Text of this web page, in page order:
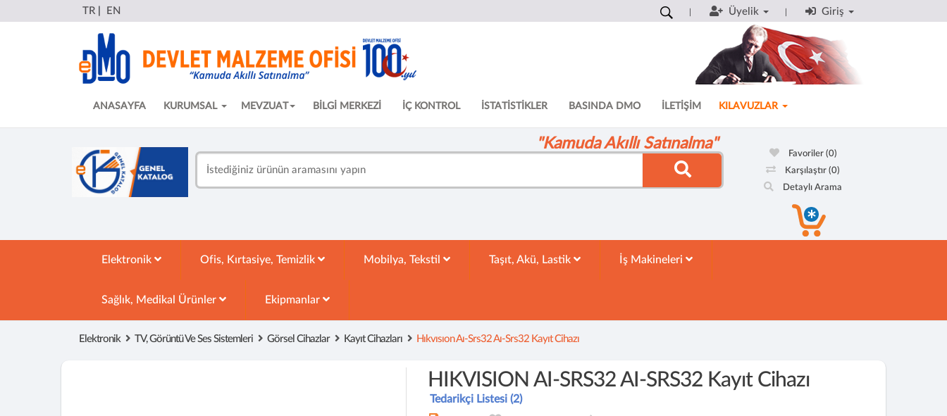
TR EN Üyelik Giriş
ANASAYFA KURUMSAL MEVZUAT BİLGİ MERKEZİ İÇ KONTROL İSTATİSTİKLER BASINDA DMO İLETİŞİM KILAVUZLAR
"Kamuda Akıllı Satınalma"
Favoriler (0)
Karşılaştır (0)
Detaylı Arama
Elektronik Ofis, Kırtasiye, Temizlik Mobilya, Tekstil Taşıt, Akü, Lastik İş Makineleri
Sağlık, Medikal Ürünler Ekipmanlar
Elektronik TV, Görüntü Ve Ses Sistemleri Görsel Cihazlar Kayıt Cihazları Hıkvısıon Aı-Srs32 Aı-Srs32 Kayıt Cihazı
HIKVISION AI-SRS32 AI-SRS32 Kayıt Cihazı
Tedarikçi Listesi (2)